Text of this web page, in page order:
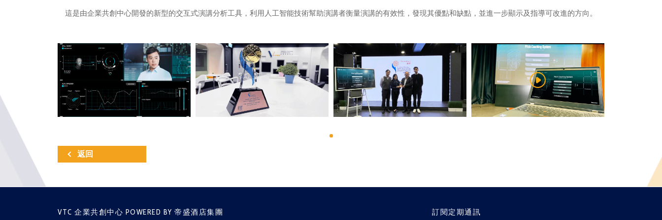
這是由企業共創中心開發的新型的交互式演講分析工具，利用人工智能技術幫助演講者衡量演講的有效性，發現其優點和缺點，並進一步顯示及指導可改進的方向。
返回
訂閱定期通訊
VTC 企業共創中心 POWERED BY 帝盛酒店集團